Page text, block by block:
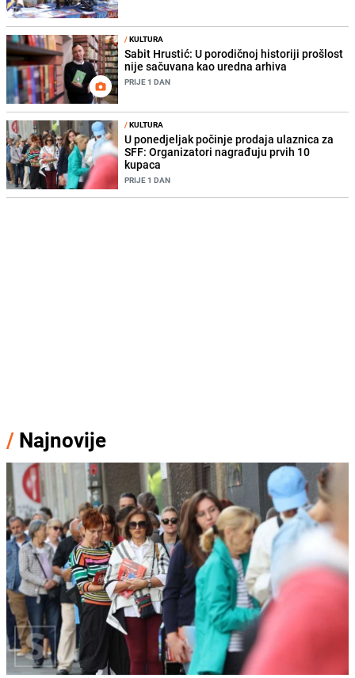
/KULTURA
Sabit Hrustić: U porodičnoj historiji prošlost
nije sačuvana kao uredna arhiva
PRIJE 1 DAN
/KULTURA
U ponedjeljak počinje prodaja ulaznica za
SFF: Organizatori nagrađuju prvih 10
kupaca
PRIJE 1 DAN
/ Najnovije